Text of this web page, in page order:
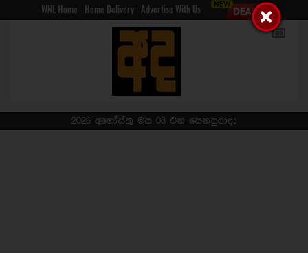
WNL Home Home Delivery Advertise With Us
2026 අගෝස්තු මස 08 වන සෙනසුරාදා